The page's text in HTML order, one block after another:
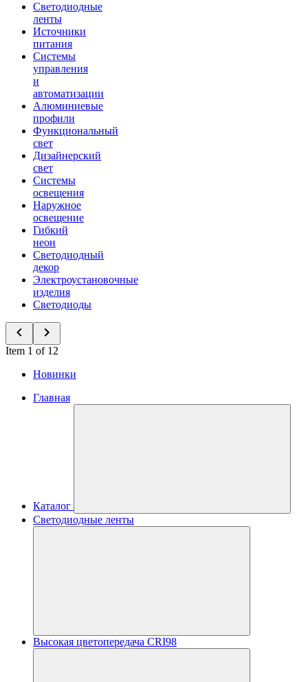
Светодиодные
ленты
Источники
питания
Системы
управления
и
автоматизации
Алюминиевые
профили
Функциональный
свет
Дизайнерский
свет
Системы
освещения
Наружное
освещение
Гибкий
неон
Светодиодный
декор
Электроустановочные
изделия
Светодиоды
Item 1 of 12
Новинки
Главная
Каталог
Светодиодные ленты
Высокая цветопередача CRI98